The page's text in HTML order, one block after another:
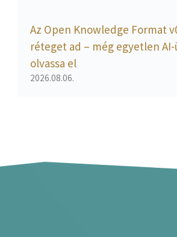
Az Open Knowledge Format
réteget ad – még egyetlen
olvassa el
2026.08.06.